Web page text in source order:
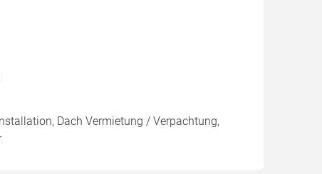
Dach Vermietung / Verpachtung,